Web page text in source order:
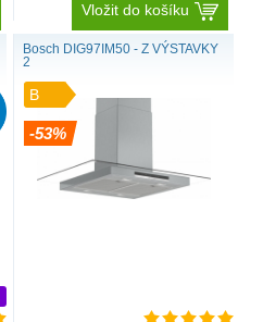
Vložit do košíku
Bosch DIG97IM50 - Z VÝSTAVKY
2
B
-53%